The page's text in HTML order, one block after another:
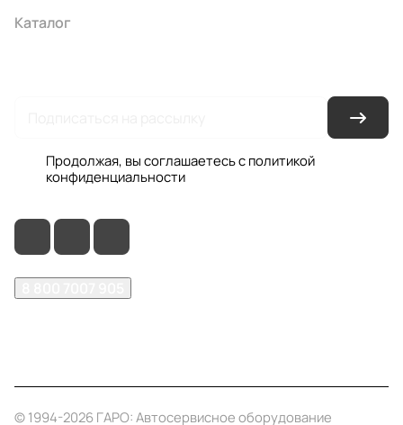
Каталог
Продолжая, вы соглашаетесь с политикой
конфиденциальности
© 1994-2026 ГАРО: Автосервисное оборудование